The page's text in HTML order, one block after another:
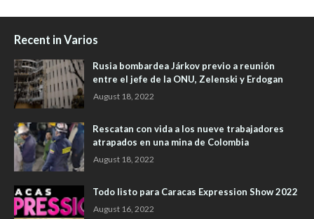
Recent in Varios
Rusia bombardea Járkov previo a reunión
entre el jefe de la ONU, Zelenski y Erdogan
August 18, 2022
Rescatan con vida a los nueve trabajadores
atrapados en una mina de Colombia
August 18, 2022
Todo listo para Caracas Expression Show 2022
August 16, 2022